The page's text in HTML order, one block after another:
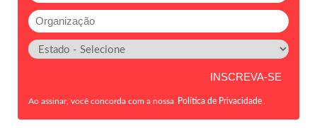
Ao assinar, você concorda com a nossa Política de Privacidade